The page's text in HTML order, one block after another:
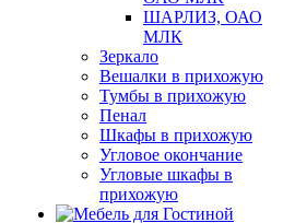
ШАРЛИЗ, ОАО
МЛК
Зеркало
Вешалки в прихожую
Тумбы в прихожую
Пенал
Шкафы в прихожую
Угловое окончание
Угловые шкафы в
прихожую